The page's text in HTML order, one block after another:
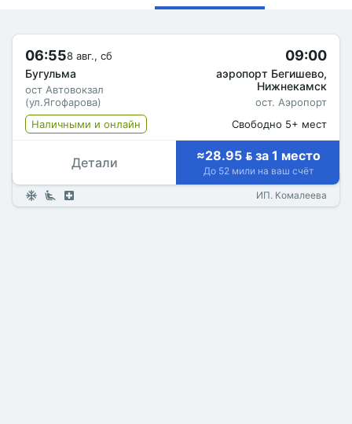
06:558 авг., сб
Бугульма
ост Автовокзал
(ул.Ягофарова)
09:00
аэропорт Бегишево,
Нижнекамск
ост. Аэропорт
Наличными и онлайн
Свободно 5+ мест
Детали ≈28.95  за 1 место
До 52 мили на ваш счёт
ИП. Комалеева